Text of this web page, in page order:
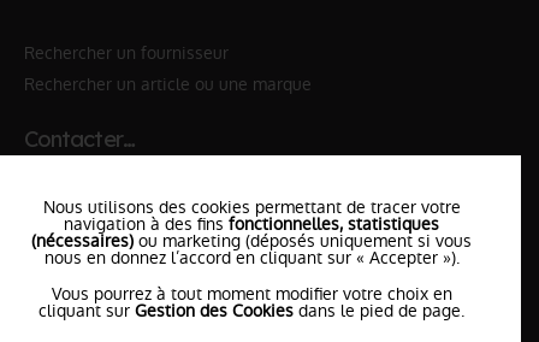
Rechercher un fournisseur
Rechercher un article ou une marque
Contacter…
✆ 18№National Sapeurs-Pompiers
le SDISle plus proche
l'équipePompierCenter
Nous utilisons des cookies permettant de tracer votre
navigation à des fins fonctionnelles, statistiques
(nécessaires) ou marketing (déposés uniquement si vous
nous en donnez l’accord en cliquant sur « Accepter »).
Vous pourrez à tout moment modifier votre choix en
cliquant sur Gestion des Cookies dans le pied de page.